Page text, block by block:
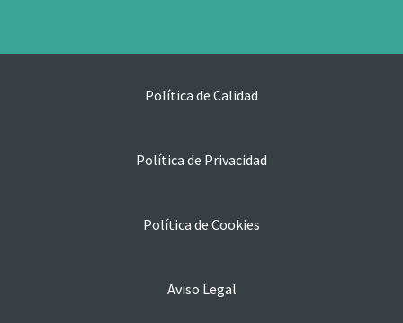
Política de Calidad
Política de Privacidad
Política de Cookies
Aviso Legal